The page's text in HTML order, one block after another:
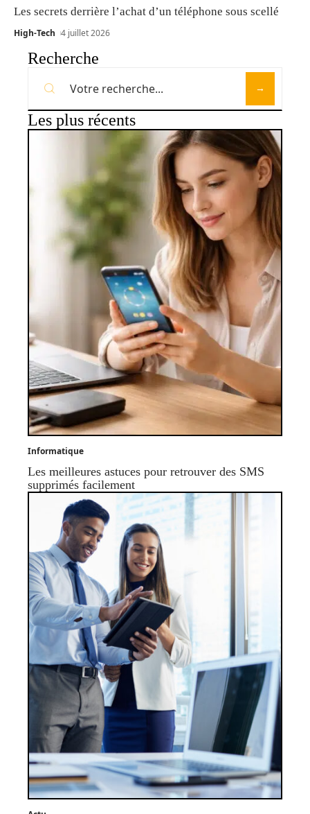
Les secrets derrière l’achat d’un téléphone sous scellé
High-Tech 4 juillet 2026
Recherche
Les plus récents
Informatique
Les meilleures astuces pour retrouver des SMS
supprimés facilement